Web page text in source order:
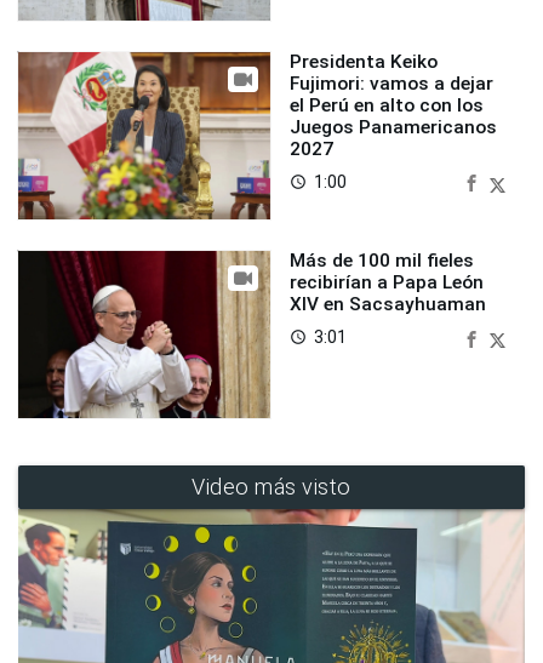
Presidenta Keiko
Fujimori: vamos a dejar
el Perú en alto con los
Juegos Panamericanos
2027
access_time 1:00
Más de 100 mil fieles
recibirían a Papa León
XIV en Sacsayhuaman
access_time 3:01
Video más visto